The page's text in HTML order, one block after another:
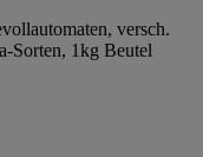
versch.
Sorten, 1kg Beutel